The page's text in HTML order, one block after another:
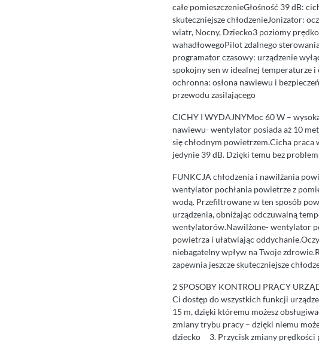
całe pomieszczenieGłośność 39 dB:
skuteczniejsze chłodzenieJonizator:
wiatr, Nocny, Dziecko3 poziomy
wahadłowegoPilot zdalnego
programator czasowy: urządzenie
spokojny sen w idealnej temperaturze
ochronna: osłona nawiewu i
przewodu zasilającego
CICHY I WYDAJNYMoc 60 W –
nawiewu- wentylator posiada aż 10
się chłodnym powietrzem.Cicha praca
jedynie 39 dB. Dzięki temu bez
FUNKCJA chłodzenia i nawilżania
wentylator pochłania powietrze z
wodą. Przefiltrowane w ten sposób
urządzenia, obniżając odczuwalną
wentylatorów.Nawilżone- wentylator
powietrza i ułatwiając
niebagatelny wpływ na Twoje
zapewnia jeszcze skuteczniejsze
2 SPOSOBY KONTROLI PRACY
Ci dostęp do wszystkich funkcji
15 m, dzięki któremu możesz
zmiany trybu pracy – dzięki niemu
dziecko 3. Przycisk zmiany